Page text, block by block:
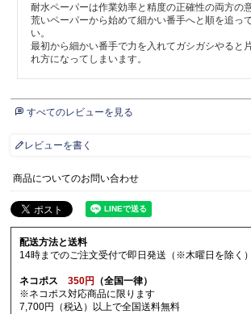
耐水ペーパーは作業効率と精度の正確性の両方の
荒いペーパーから始めて細かい番手へと順を追っ
い。
最初から細かい番手で力を入れてガシガシやると
すべてのレビューを見る
レビューを書く
商品についてのお問い合わせ
配送方法と送料
14時までのご注文受付で即日発送（※木曜日を除く）
ネコポス350円
（全国一律）
※ネコポス対応商品に限ります
7,700円（税込）以上で全国送料無料